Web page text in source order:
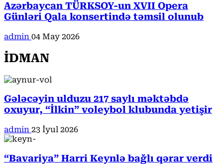
Azərbaycan TÜRKSOY-un XVII Opera
Günləri Qala konsertində təmsil olunub
admin 04 May 2026
İDMAN
Gələcəyin ulduzu 217 saylı məktəbdə
oxuyur, “İlkin” voleybol klubunda yetişir
admin 23 İyul 2026
“Bavariya” Harri Keynlə bağlı qərar verdi